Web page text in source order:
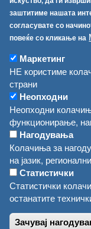
заштитиме нашата
согласувате со
повеќе со кликање на
Маркетинг
НЕ користиме
страни
Неопходни
Неопходни
функционирање,
Нагодувања
Колачиња за
на јазик,
Статистички
Статистички
останатите
Зачувај